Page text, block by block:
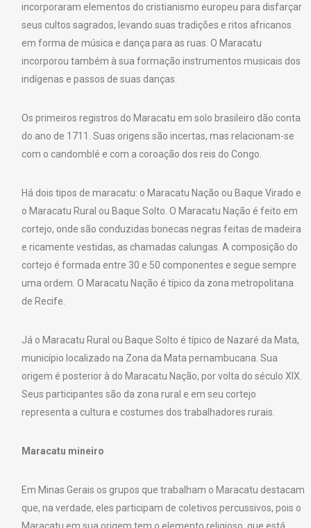
incorporaram elementos do cristianismo europeu para disfarçar
seus cultos sagrados, levando suas tradições e ritos africanos
em forma de música e dança para as ruas. O Maracatu
incorporou também à sua formação instrumentos musicais dos
indígenas e passos de suas danças.
Os primeiros registros do Maracatu em solo brasileiro dão conta
do ano de 1711. Suas origens são incertas, mas relacionam-se
com o candomblé e com a coroação dos reis do Congo.
Há dois tipos de maracatu: o Maracatu Nação ou Baque Virado e
o Maracatu Rural ou Baque Solto. O Maracatu Nação é feito em
cortejo, onde são conduzidas bonecas negras feitas de madeira
e ricamente vestidas, as chamadas calungas. A composição do
cortejo é formada entre 30 e 50 componentes e segue sempre
uma ordem. O Maracatu Nação é típico da zona metropolitana
de Recife.
Já o Maracatu Rural ou Baque Solto é típico de Nazaré da Mata,
município localizado na Zona da Mata pernambucana. Sua
origem é posterior à do Maracatu Nação, por volta do século XIX.
Seus participantes são da zona rural e em seu cortejo
representa a cultura e costumes dos trabalhadores rurais.
Maracatu mineiro
Em Minas Gerais os grupos que trabalham o Maracatu destacam
que, na verdade, eles participam de coletivos percussivos, pois o